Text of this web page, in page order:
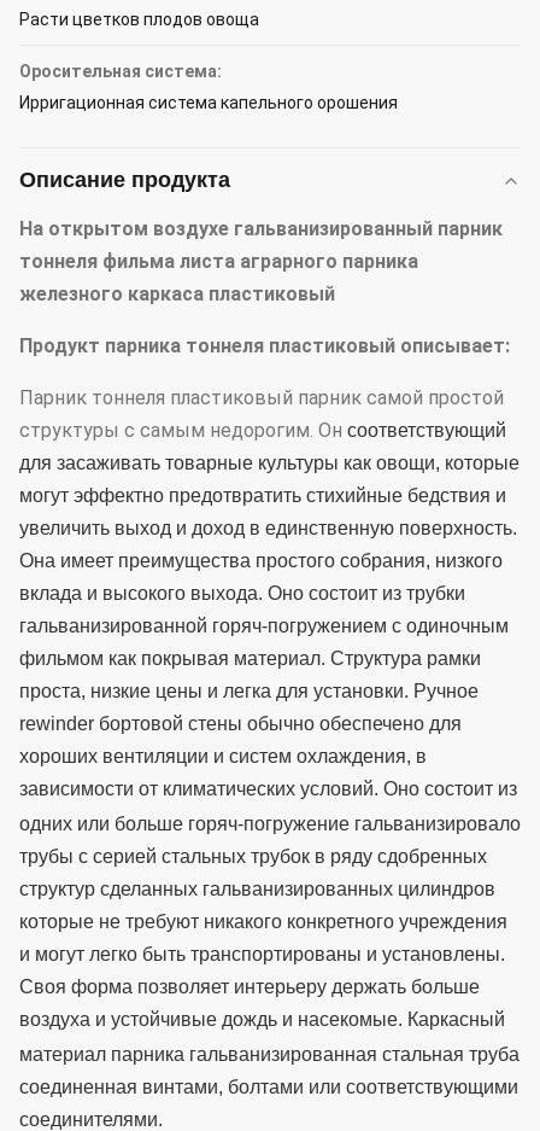
Расти цветков плодов овоща
Оросительная система:
Ирригационная система капельного орошения
Описание продукта
На открытом воздухе гальванизированный парник
тоннеля фильма листа аграрного парника
железного каркаса пластиковый
Продукт парника тоннеля пластиковый описывает:
Парник тоннеля пластиковый парник самой простой
структуры с самым недорогим. Он соответствующий
для засаживать товарные культуры как овощи, которые
могут эффектно предотвратить стихийные бедствия и
увеличить выход и доход в единственную поверхность.
Она имеет преимущества простого собрания, низкого
вклада и высокого выхода. Оно состоит из трубки
гальванизированной горяч-погружением с одиночным
фильмом как покрывая материал. Структура рамки
проста, низкие цены и легка для установки. Ручное
rewinder бортовой стены обычно обеспечено для
хороших вентиляции и систем охлаждения, в
зависимости от климатических условий. Оно состоит из
одних или больше горяч-погружение гальванизировало
трубы с серией стальных трубок в ряду сдобренных
структур сделанных гальванизированных цилиндров
которые не требуют никакого конкретного учреждения
и могут легко быть транспортированы и установлены.
Своя форма позволяет интерьеру держать больше
воздуха и устойчивые дождь и насекомые. Каркасный
материал парника гальванизированная стальная труба
соединенная винтами, болтами или соответствующими
соединителями.